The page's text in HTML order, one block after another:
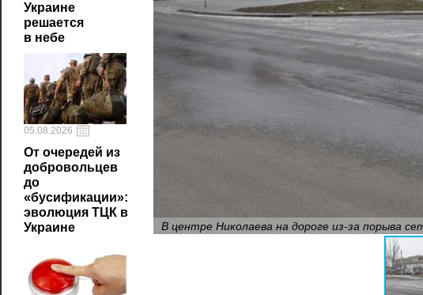
Украине
решается
в небе
05.08.2026
От очередей из
добровольцев
до
«бусификации»:
эволюция ТЦК в
Украине
В центре Николаева на дороге из-за порыва